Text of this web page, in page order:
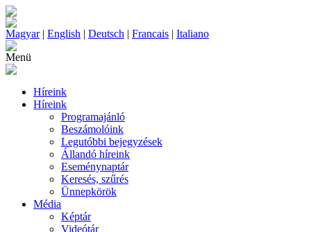
Magyar| English | Deutsch | Francais | Italiano
Menü
Híreink
Híreink
Programajánló
Beszámolóink
Legutóbbi bejegyzések
Állandó híreink
Eseménynaptár
Keresés, szűrés
Ünnepkörök
Média
Képtár
Videótár